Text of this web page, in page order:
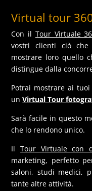
Virtual tour
Con il Tour Virtuale
vostri clienti ciò
mostrare loro quello
distingue dalla
Potrai mostrare ai
unVirtual Tour
Sarà facile in questo
che lo rendono unico.
IlTour Virtuale con
marketing, perfetto
saloni, studi medici,
tante altre attività.